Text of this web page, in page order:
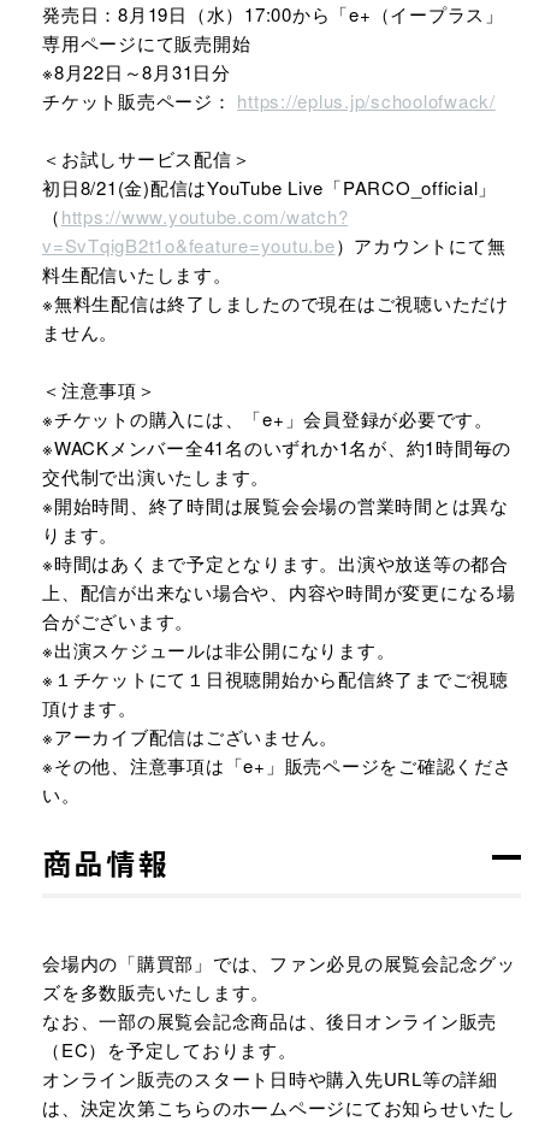
発売日：8月19日（水）17:00から「e+（イープラス」
専用ページにて販売開始
※8月22日～8月31日分
チケット販売ページ： https://eplus.jp/schoolofwack/
＜お試しサービス配信＞
初日8/21(金)配信はYouTube Live「PARCO_official」
（https://www.youtube.com/watch?
v=SvTqigB2t1o&feature=youtu.be）アカウントにて無
料生配信いたします。
※無料生配信は終了しましたので現在はご視聴いただけ
ません。
＜注意事項＞
※チケットの購入には、「e+」会員登録が必要です。
※WACKメンバー全41名のいずれか1名が、約1時間毎の
交代制で出演いたします。
※開始時間、終了時間は展覧会会場の営業時間とは異な
ります。
※時間はあくまで予定となります。出演や放送等の都合
上、配信が出来ない場合や、内容や時間が変更になる場
合がございます。
※出演スケジュールは非公開になります。
※１チケットにて１日視聴開始から配信終了までご視聴
頂けます。
※アーカイブ配信はございません。
※その他、注意事項は「e+」販売ページをご確認くださ
い。
商品情報
会場内の「購買部」では、ファン必見の展覧会記念グッ
ズを多数販売いたします。
なお、一部の展覧会記念商品は、後日オンライン販売
（EC）を予定しております。
オンライン販売のスタート日時や購入先URL等の詳細
は、決定次第こちらのホームページにてお知らせいたし